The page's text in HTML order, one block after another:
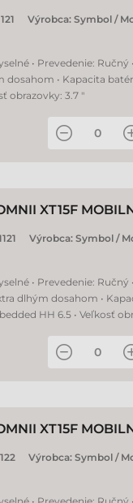
Výrobca: Symbol /
• Prevedenie: Ručný
dosahom • Kapacita
obrazovky: 3.7 "
XT15F
Výrobca: Symbol /
• Prevedenie: Ručný
dlhým dosahom •
HH 6.5 • Veľkosť
XT15F
Výrobca: Symbol /